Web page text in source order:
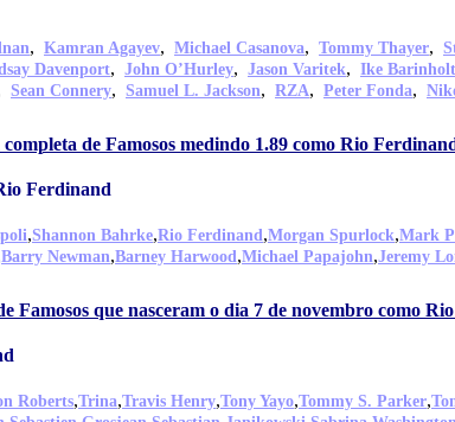
, Kamran Agayev, Michael Casanova, Tommy Thayer,
Davenport, John O’Hurley, Jason Varitek, Ike
Sean Connery, Samuel L. Jackson, RZA, Peter Fonda,
de Famosos medindo 1.89 como Rio
Ferdinand
,Shannon Bahrke,Rio Ferdinand,Morgan Spurlock,Mark
Barry Newman,Barney Harwood,Michael Papajohn,Jeremy
Famosos que nasceram o dia 7 de novembro como
Roberts,Trina,Travis Henry,Tony Yayo,Tommy S. Parker,